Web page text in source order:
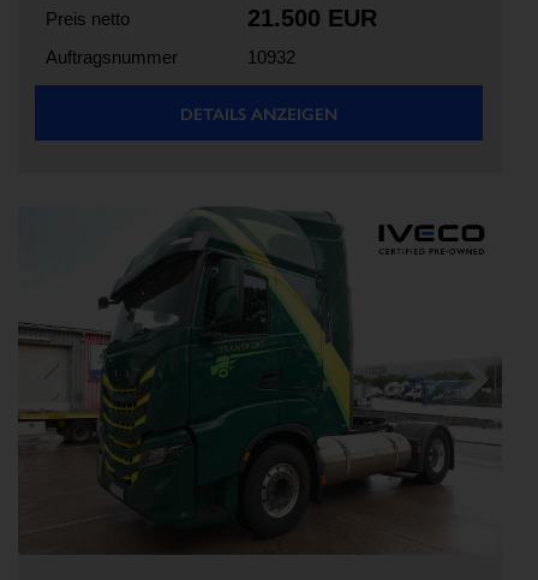
Preis netto
21.500 EUR
Auftragsnummer 10932
DETAILS ANZEIGEN
Previous Next